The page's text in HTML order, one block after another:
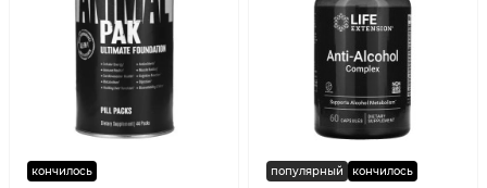
кончилось популярный кончилось